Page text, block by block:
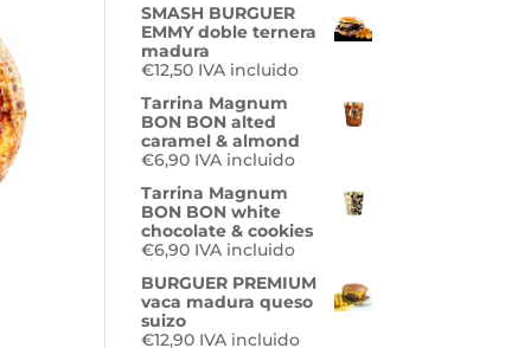
SMASH BURGUER
EMMY doble ternera
madura
€12,50 IVA incluido
Tarrina Magnum
BON BON alted
caramel & almond
€6,90 IVA incluido
Tarrina Magnum
BON BON white
chocolate & cookies
€6,90 IVA incluido
BURGUER PREMIUM
vaca madura queso
suizo
€12,90 IVA incluido